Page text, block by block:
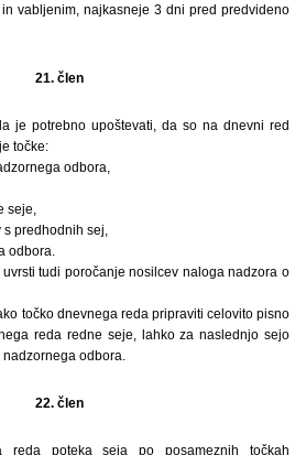
vabljenim, najkasneje 3 dni pred predvideno
21. člen
je potrebno upoštevati, da so na dnevni red
točke:
odbora,
seje,
predhodnih sej,
odbora.
tudi poročanje nosilcev naloga nadzora o
točko dnevnega reda pripraviti celovito pisno
reda redne seje, lahko za naslednjo sejo
odbora.
22. člen
reda poteka seja po posameznih točkah